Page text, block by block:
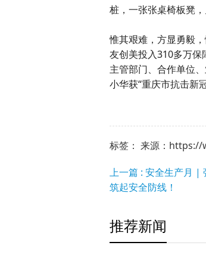
桩，一张张桌椅板凳
惟其艰难，方显勇毅
友创美投入310多万保
主管部门、合作单位
小华获“重庆市抗击新
标签： 来源：
上一篇 : 安全生产月 |
筑起安全防线！
推荐新闻